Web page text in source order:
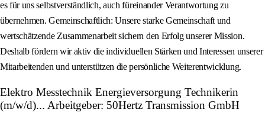
es für uns selbstverständlich, auch füreinander Verantwortung zu
übernehmen. Gemeinschaftlich: Unsere starke Gemeinschaft und
wertschätzende Zusammenarbeit sichern den Erfolg unserer Mission.
Deshalb fördern wir aktiv die individuellen Stärken und Interessen unserer
Mitarbeitenden und unterstützen die persönliche Weiterentwicklung.
Elektro Messtechnik Energieversorgung Technikerin
(m/w/d)... Arbeitgeber: 50Hertz Transmission GmbH